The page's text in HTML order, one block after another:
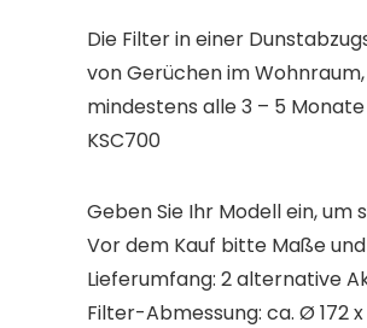
Die Filter in einer
von Gerüchen im
mindestens alle 3 – 5
KSC700
Geben Sie Ihr Modell ein, um
Vor dem Kauf bitte Maße
Lieferumfang: 2 alternative
Filter-Abmessung: ca. Ø 172